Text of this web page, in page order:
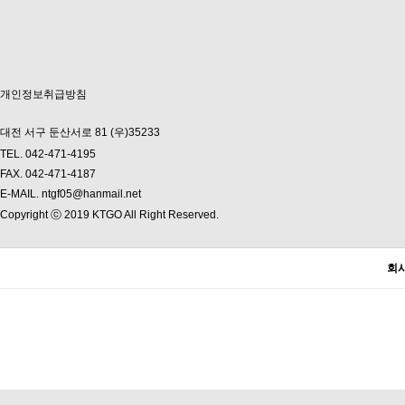
개인정보취급방침
대전 서구 둔산서로 81 (우)35233
TEL. 042-471-4195
FAX. 042-471-4187
E-MAIL. ntgf05@hanmail.net
Copyright ⓒ 2019 KTGO All Right Reserved.
회